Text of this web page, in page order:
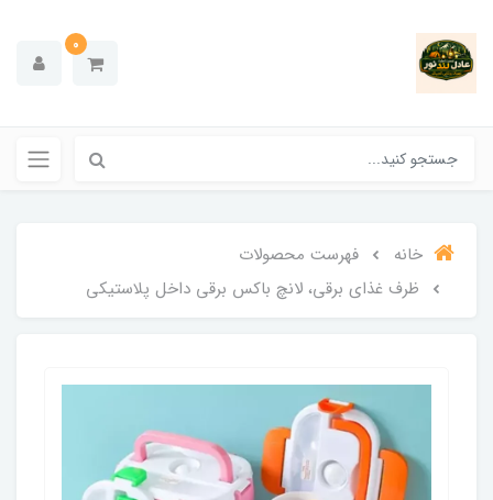
0
خانه
فهرست محصولات
ظرف غذای برقی، لانچ باکس برقی داخل پلاستیکی